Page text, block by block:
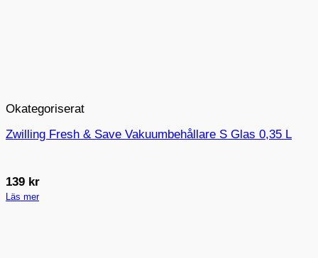
Okategoriserat
Zwilling Fresh & Save Vakuumbehållare S Glas 0,35 L
139 kr
Läs mer